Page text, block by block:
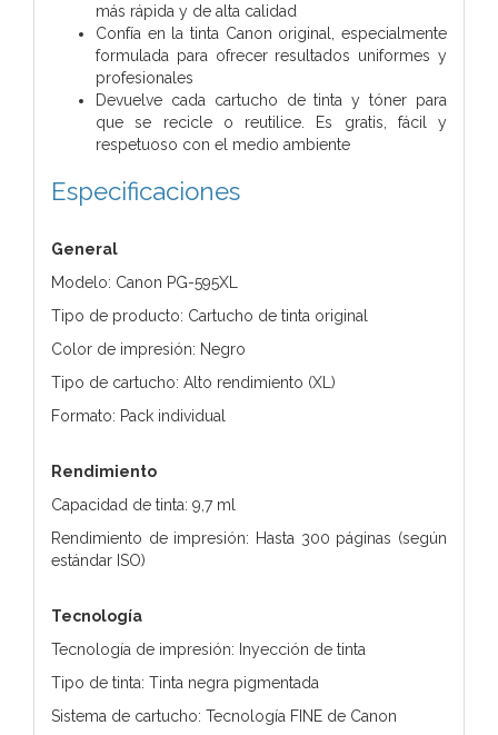
más rápida y de alta calidad
Confía en la tinta Canon original, especialmente
formulada para ofrecer resultados uniformes y
profesionales
Devuelve cada cartucho de tinta y tóner para
que se recicle o reutilice. Es gratis, fácil y
respetuoso con el medio ambiente
Especificaciones
General
Modelo: Canon PG-595XL
Tipo de producto: Cartucho de tinta original
Color de impresión: Negro
Tipo de cartucho: Alto rendimiento (XL)
Formato: Pack individual
Rendimiento
Capacidad de tinta: 9,7 ml
Rendimiento de impresión: Hasta 300 páginas (según
estándar ISO)
Tecnología
Tecnología de impresión: Inyección de tinta
Tipo de tinta: Tinta negra pigmentada
Sistema de cartucho: Tecnología FINE de Canon